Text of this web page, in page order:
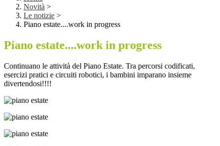
Novità >
Le notizie >
Piano estate....work in progress
Piano estate....work in progress
Continuano le attività del Piano Estate. Tra percorsi codificati,
esercizi pratici e circuiti robotici, i bambini imparano insieme
divertendosi!!!!